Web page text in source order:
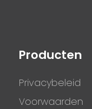
Producten
Privacybeleid
Voorwaarden